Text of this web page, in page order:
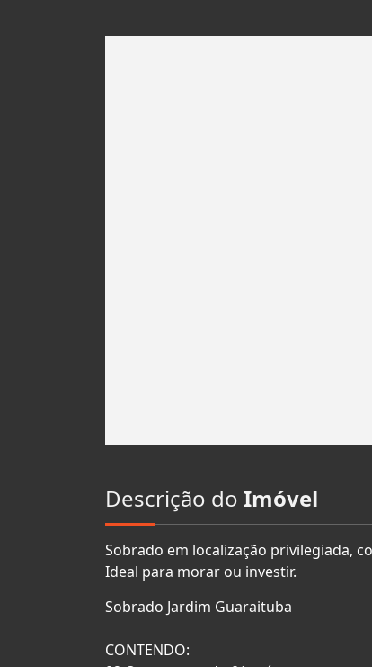
Descrição do Imóvel
Sobrado em localização privilegiada,
Ideal para morar ou investir.
Sobrado Jardim Guaraituba
CONTENDO: